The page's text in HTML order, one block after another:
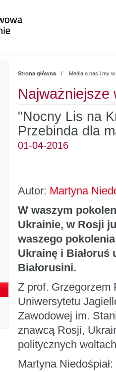
Strona główna / Media o nas i my
Najważniejsze
"Nocny Lis na
Przebinda dla
01-04-2016
Autor: Martyna
W waszym
Ukrainie, w Rosji
waszego
Ukrainę i Białoruś
Białorusini.
Z prof. Grzegorzem
Uniwersytetu
Zawodowej im.
znawcą Rosji,
politycznych
Martyna